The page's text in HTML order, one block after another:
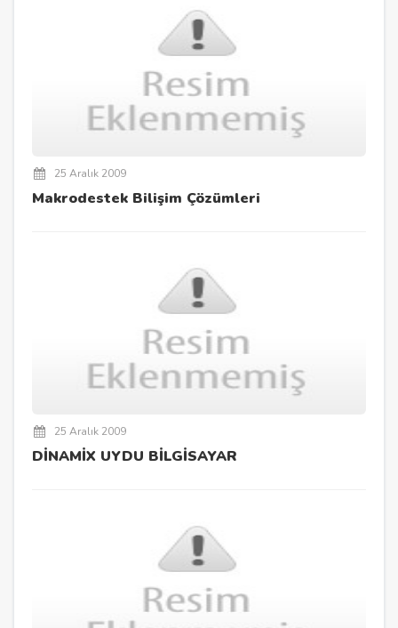
25 Aralık 2009
Makrodestek Bilişim Çözümleri
25 Aralık 2009
DİNAMİX UYDU BİLGİSAYAR